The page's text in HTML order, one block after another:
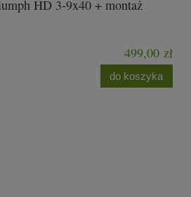
HD 3-9x40 + montaż
499,00 zł
do koszyka